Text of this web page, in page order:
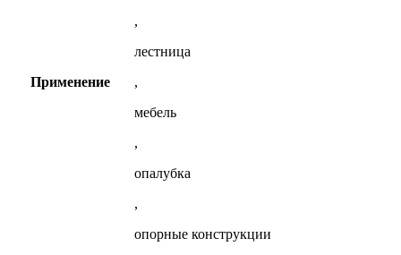
Применение
,
лестница
,
мебель
,
опалубка
,
опорные конструкции